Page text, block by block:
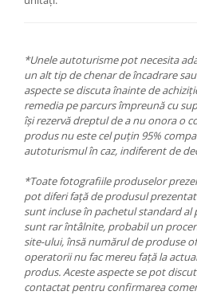
*Unele autoturisme pot necesita
un alt tip de chenar de încadrare
aspecte se discuta înainte de
remedia pe parcurs împreună cu
își rezervă dreptul de a nu onora o
produs nu este cel puțin 95%
autoturismul în caz, indiferent de
*Toate fotografiile produselor
pot diferi față de produsul
sunt incluse în pachetul standard
sunt rar întâlnite, probabil un
site-ului, însă numărul de produse
operatorii nu fac mereu față la
produs. Aceste aspecte se pot
contactat pentru confirmarea